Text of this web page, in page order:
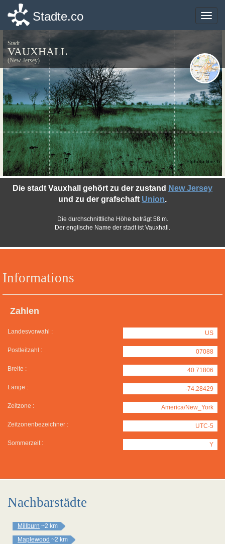
Toggle
Stadte.co
Stadt
VAUXHALL
(New Jersey)
Informations
Zahlen
Landesvorwahl : US
Postleitzahl : 07088
Breite : 40.71806
Länge : -74.28429
Zeitzone : America/New_York
Zeitzonenbezeichner : UTC-5
Sommerzeit : Y
Die stadt Vauxhall gehört zu der zustand New Jersey
und zu der grafschaft Union.
Die durchschnittliche Höhe beträgt 58 m.
Der englische Name der stadt ist Vauxhall.
©photo-libre.fr
Nachbarstädte
Millburn ~2 km
Maplewood ~2 km
Toggle
Stadte.co